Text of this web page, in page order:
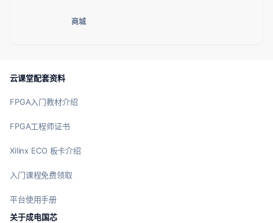
商城
云课堂配套资料
FPGA入门教材介绍
FPGA工程师证书
Xilinx ECO 板卡介绍
入门课程免费领取
平台使用手册
关于成电国芯